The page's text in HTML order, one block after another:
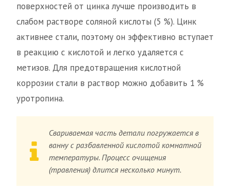
поверхностей от цинка лучше производить в
слабом растворе соляной кислоты (5 %). Цинк
активнее стали, поэтому он эффективно вступает
в реакцию с кислотой и легко удаляется с
метизов. Для предотвращения кислотной
коррозии стали в раствор можно добавить 1 %
уротропина.
Свариваемая часть детали погружается в
ванну с разбавленной кислотой комнатной
температуры. Процесс очищения
(травления) длится несколько минут.